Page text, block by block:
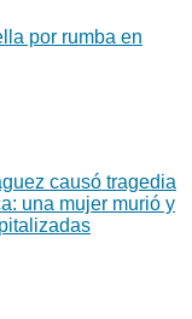
por rumba en
causó tragedia
una mujer murió y